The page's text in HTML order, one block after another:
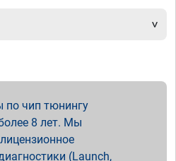
по чип тюнингу
8 лет. Мы
(Launch,